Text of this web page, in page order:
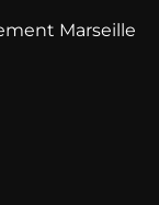
Marseille